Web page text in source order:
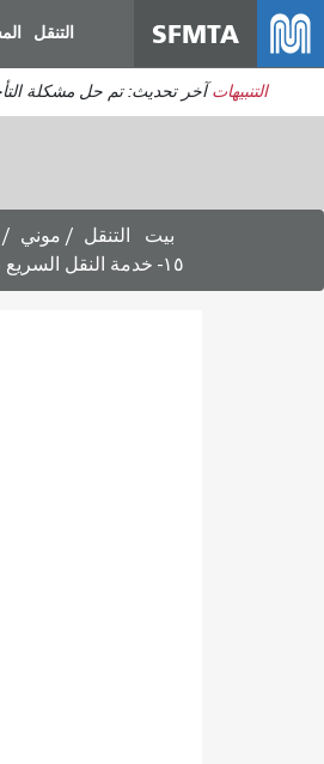
SFMTA التنقل
التنبيهات آخر تحديث: تم حل مشكلة
بيت التنقل موني
١٥- خدمة النقل السريع باي فيو هانترز بوينت: مواعيد الرحلات المتجهة إلى باي فيو وهانترز بوينت - ٤ أغسطس ٢٠٢٦